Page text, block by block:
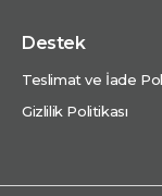
Destek
Teslimat ve İade
Gizlilik Politikası